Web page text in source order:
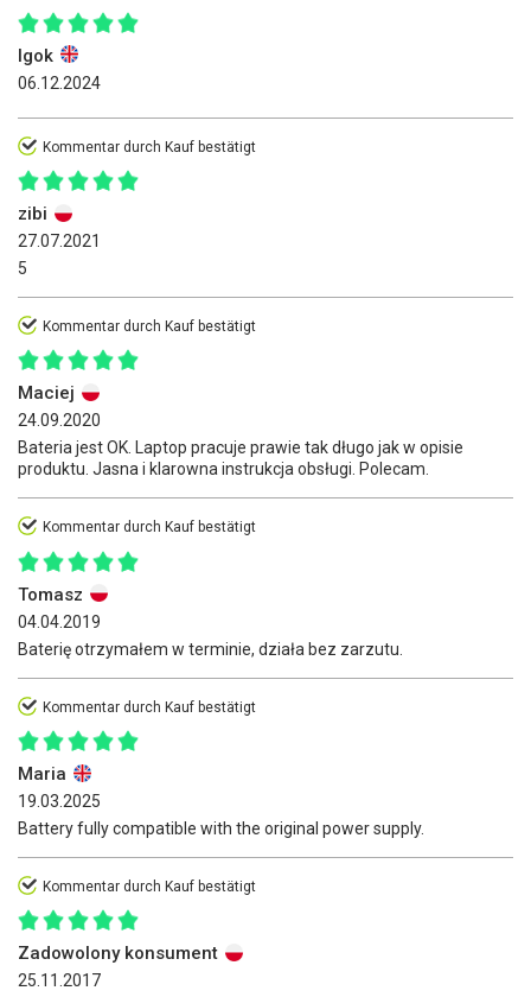
Igok
06.12.2024
Kommentar durch Kauf bestätigt
zibi
27.07.2021
5
Kommentar durch Kauf bestätigt
Maciej
24.09.2020
Bateria jest OK. Laptop pracuje prawie tak długo jak w opisie
produktu. Jasna i klarowna instrukcja obsługi. Polecam.
Kommentar durch Kauf bestätigt
Tomasz
04.04.2019
Baterię otrzymałem w terminie, działa bez zarzutu.
Kommentar durch Kauf bestätigt
Maria
19.03.2025
Battery fully compatible with the original power supply.
Kommentar durch Kauf bestätigt
Zadowolony konsument
25.11.2017